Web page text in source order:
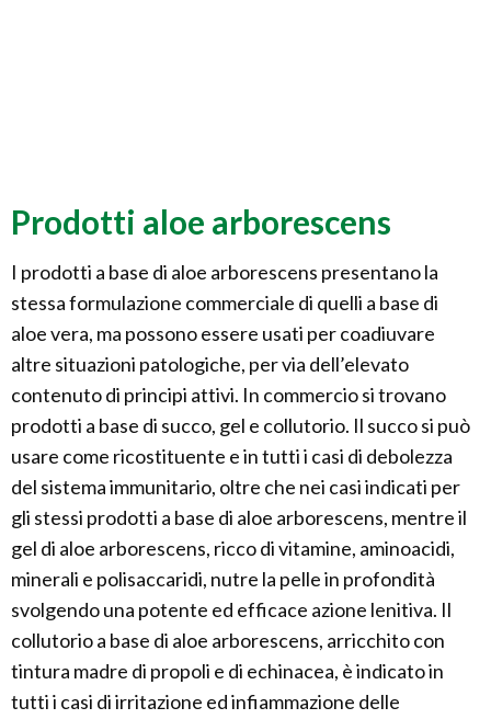
Prodotti aloe arborescens
I prodotti a base di aloe arborescens presentano la
stessa formulazione commerciale di quelli a base di
aloe vera, ma possono essere usati per coadiuvare
altre situazioni patologiche, per via dell’elevato
contenuto di principi attivi. In commercio si trovano
prodotti a base di succo, gel e collutorio. Il succo si può
usare come ricostituente e in tutti i casi di debolezza
del sistema immunitario, oltre che nei casi indicati per
gli stessi prodotti a base di aloe arborescens, mentre il
gel di aloe arborescens, ricco di vitamine, aminoacidi,
minerali e polisaccaridi, nutre la pelle in profondità
svolgendo una potente ed efficace azione lenitiva. Il
collutorio a base di aloe arborescens, arricchito con
tintura madre di propoli e di echinacea, è indicato in
tutti i casi di irritazione ed infiammazione delle